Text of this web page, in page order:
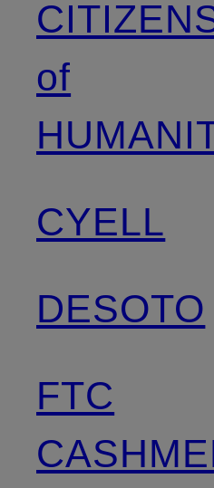
of
CYELL
DESOTO
FTC